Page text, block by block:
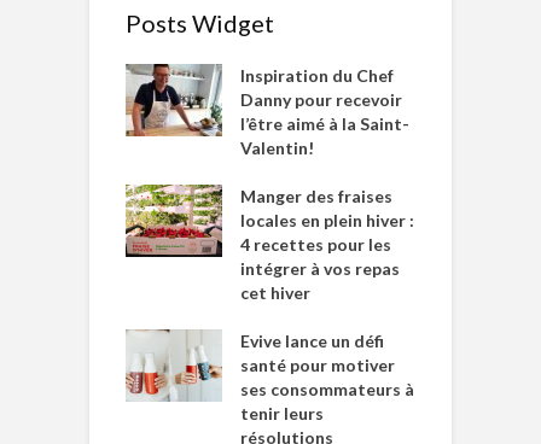
Posts Widget
Inspiration du Chef
Danny pour recevoir
l’être aimé à la Saint-
Valentin!
Manger des fraises
locales en plein hiver :
4 recettes pour les
intégrer à vos repas
cet hiver
Evive lance un défi
santé pour motiver
ses consommateurs à
tenir leurs
résolutions